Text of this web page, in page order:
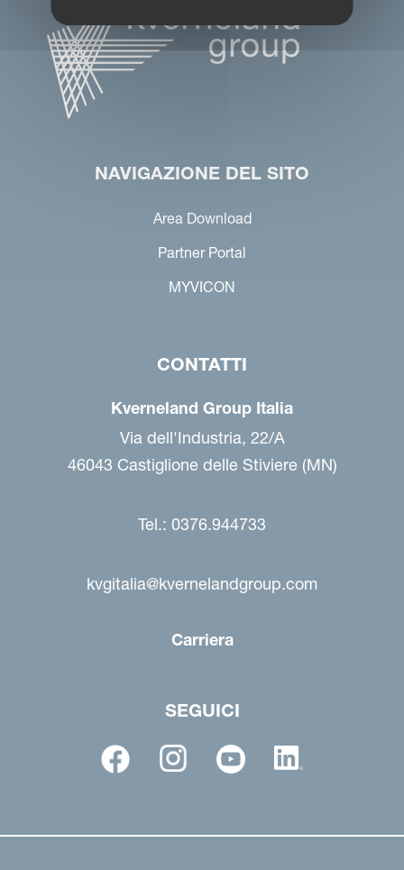
NAVIGAZIONE DEL SITO
Area Download
Partner Portal
MYVICON
CONTATTI
Kverneland Group Italia
Via dell'Industria, 22/A
46043 Castiglione delle Stiviere (MN)
Tel.: 0376.944733
kvgitalia@kvernelandgroup.com
Carriera
SEGUICI